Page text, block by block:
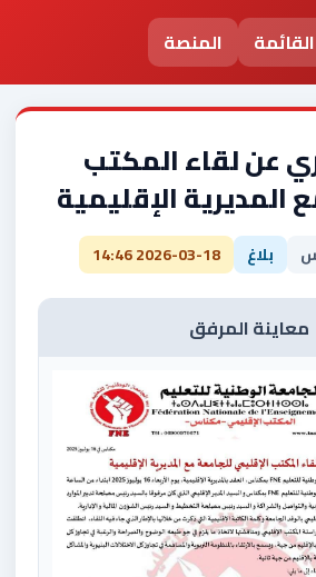
المنصة
عن لقاء المكتب
المديرية الإقليمية
بلاغ 2026-03-18 14:46
معاينة المرفق